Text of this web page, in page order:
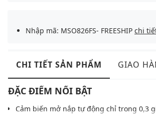
Nhập mã: MSO826FS- FREESHIP chi
CHI TIẾT SẢN PHẨM GIAO
ĐẶC ĐIỂM NỔI BẬT
Cảm biến mở nắp tự động chỉ trong 0,3